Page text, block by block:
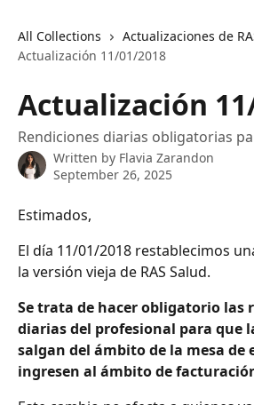
All Collections
Actualizaciones de
Actualización 11/01/2018
Actualización
Rendiciones diarias obligatorias
Written by Flavia Zarandon
September 26, 2025
Estimados,
El día 11/01/2018 restablecimos
la versión vieja de RAS Salud.
Se trata de hacer obligatorio las
diarias del profesional para que
salgan del ámbito de la mesa de
ingresen al ámbito de